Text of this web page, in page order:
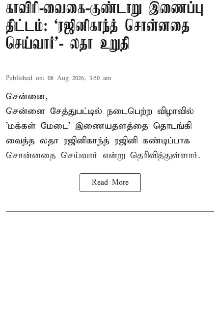
காவிரி-வைகை-குண்டாறு இணைப்பு
திட்டம்: ‘ரஜினிகாந்த் சொன்னதை
செய்வார்’- லதா உறுதி
Published on: 08 Aug 2026, 3:50 am
சென்னை,
சென்னை சேத்துபட்டில் நடைபெற்ற விழாவில்
'மக்கள் மேடை' இணையதளத்தை தொடங்கி
வைத்த லதா ரஜினிகாந்த் ரஜினி கண்டிப்பாக
சொன்னதை செய்வார் என்று தெரிவித்துள்ளார்.
Read More